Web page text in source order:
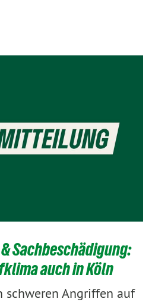
Sachbeschädigung:
auch in Köln
schweren Angriffen auf